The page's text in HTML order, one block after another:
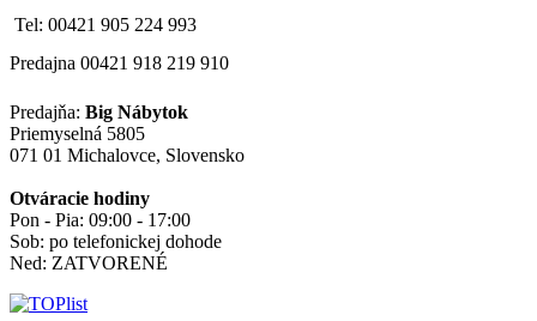
Tel: 00421 905 224 993
Predajna 00421 918 219 910
Predajňa: Big Nábytok
Priemyselná 5805
071 01 Michalovce, Slovensko
Otváracie hodiny
Pon - Pia: 09:00 - 17:00
Sob: po telefonickej dohode
Ned: ZATVORENÉ